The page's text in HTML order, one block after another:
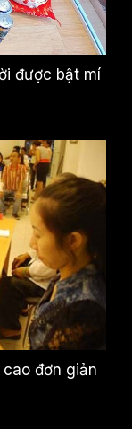
được bật mí
đơn giản